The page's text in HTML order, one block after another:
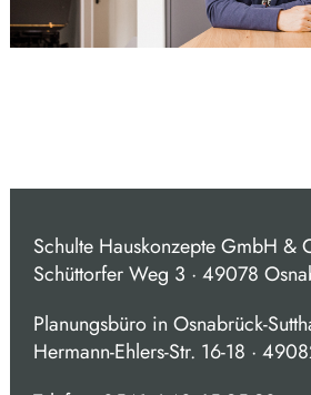
Schulte Hauskonzepte GmbH &
Schüttorfer Weg 3 · 49078
Planungsbüro in Osnabrück-
Hermann-Ehlers-Str. 16-18 ·